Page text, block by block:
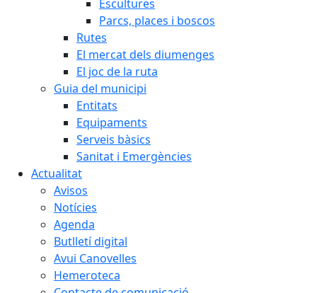
Escultures
Parcs, places i boscos
Rutes
El mercat dels diumenges
El joc de la ruta
Guia del municipi
Entitats
Equipaments
Serveis bàsics
Sanitat i Emergències
Actualitat
Avisos
Notícies
Agenda
Butlletí digital
Avui Canovelles
Hemeroteca